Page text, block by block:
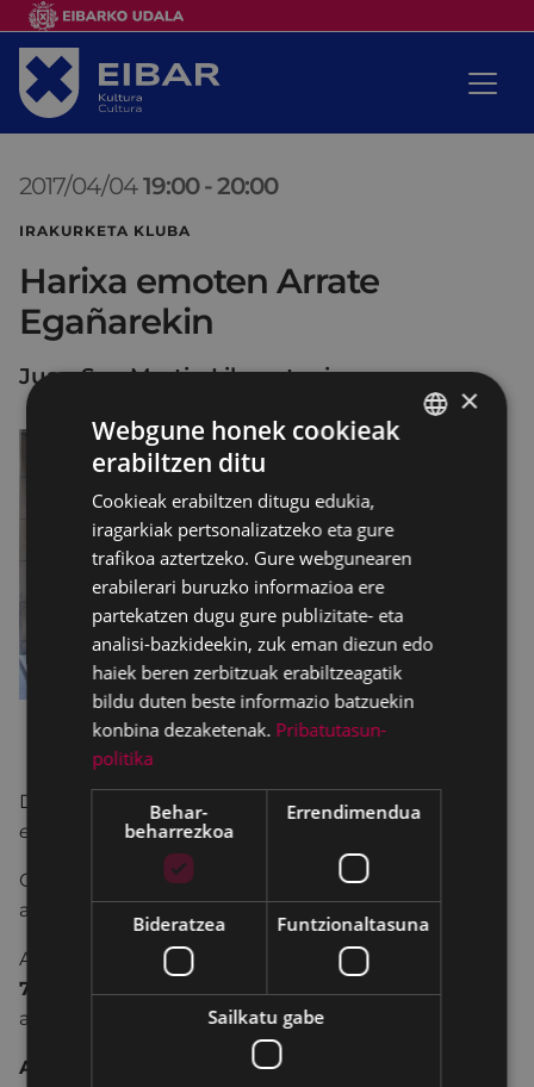
2017/04/04 19:00 -20:00
IRAKURKETA KLUBA
Harixa emoten Arrate
Egañarekin
Juan San Martin Liburutegia
Datorren asteartean hitz ordua dugu Harixa
emoten
irakurle taldekoek.
Oraingoan Arrate Egañaren Paradisua
aztertuko dugu. Idazlea gurekin egongo da saioan.
Animatzen bazara, etor zaitez
arratsaldeko
7etan
aportazioa.
Antxon Narbaizak gidatuko du Saioa.
×
Webgune honek cookieak
erabiltzen ditu
Cookieak erabiltzen ditugu edukia,
iragarkiak pertsonalizatzeko eta gure
trafikoa aztertzeko. Gure webgunearen
erabilerari buruzko informazioa ere
partekatzen dugu gure publizitate- eta
analisi-bazkideekin, zuk eman diezun edo
haiek beren zerbitzuak erabiltzeagatik
bildu duten beste informazio batzuekin
konbina dezaketenak. Pribatutasun-
politika
Behar-
beharrezkoa
Errendimendua
Bideratzea Funtzionaltasuna
Sailkatu gabe